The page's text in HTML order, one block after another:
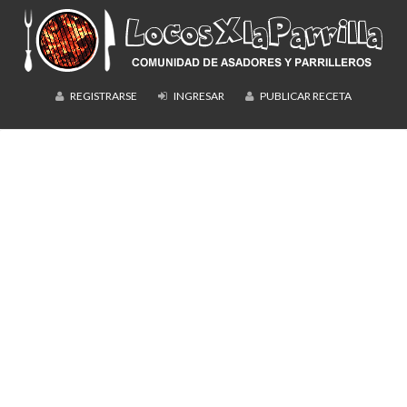
REGISTRARSE INGRESAR PUBLICAR RECETA